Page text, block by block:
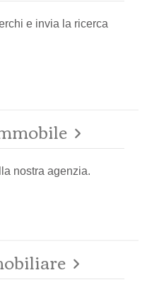
e invia la ricerca
nostra agenzia.